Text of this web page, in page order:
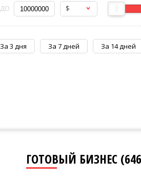
ДО $
За 3 дня За 7 дней За 14 дней
ГОТОВЫЙ БИЗНЕС